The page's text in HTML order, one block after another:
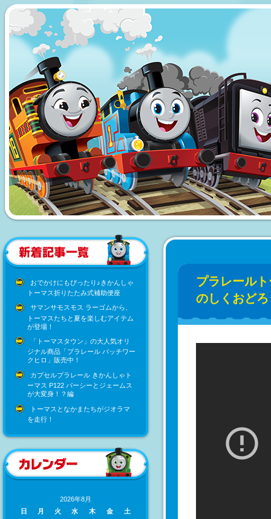
おでかけにもぴったり♪きかんしゃ
トーマス折りたたみ式補助便座
サマンサモスモス ラーゴムから、
トーマスたちと夏を楽しむアイテム
が登場！
「トーマスタウン」の大人気オリ
ジナル商品「プラレール パッチワー
クヒロ」販売中！
カプセルプラレール きかんしゃト
ーマス P122 パーシーとジェームス
が大変身！？編
トーマスとなかまたちがジオラマ
を走行！
2026年8月
日
月 火 水 木 金
土
プラレール
のしくおど